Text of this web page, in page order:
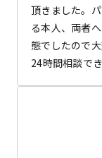
頂きました。
る本人、両者
態でしたので
24時間相談で